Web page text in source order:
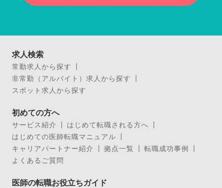
求人検索
常勤求人から探す
非常勤（アルバイト）求人から探す
スポット求人から探す
初めての方へ
サービス紹介
はじめて転職される方へ
はじめての医師転職マニュアル
キャリアパートナー紹介
拠点一覧
転職成功事例
よくあるご質問
医師の転職お役立ちガイド